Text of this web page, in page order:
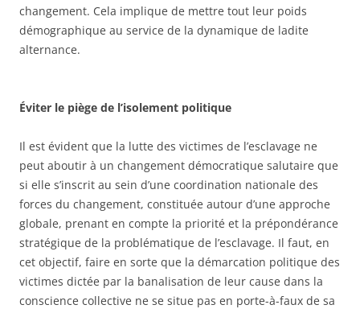
changement. Cela implique de mettre tout leur poids
démographique au service de la dynamique de ladite
alternance.
Éviter le piège de l’isolement politique
Il est évident que la lutte des victimes de l’esclavage ne
peut aboutir à un changement démocratique salutaire que
si elle s’inscrit au sein d’une coordination nationale des
forces du changement, constituée autour d’une approche
globale, prenant en compte la priorité et la prépondérance
stratégique de la problématique de l’esclavage. Il faut, en
cet objectif, faire en sorte que la démarcation politique des
victimes dictée par la banalisation de leur cause dans la
conscience collective ne se situe pas en porte-à-faux de sa